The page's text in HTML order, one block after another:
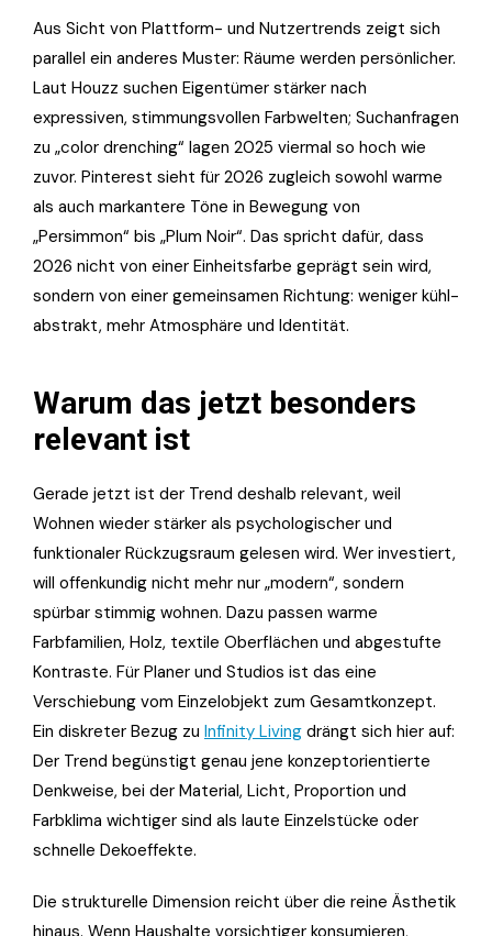
Aus Sicht von Plattform- und Nutzertrends zeigt sich
parallel ein anderes Muster: Räume werden persönlicher.
Laut Houzz suchen Eigentümer stärker nach
expressiven, stimmungsvollen Farbwelten; Suchanfragen
zu „color drenching“ lagen 2025 viermal so hoch wie
zuvor. Pinterest sieht für 2026 zugleich sowohl warme
als auch markantere Töne in Bewegung von
„Persimmon“ bis „Plum Noir“. Das spricht dafür, dass
2026 nicht von einer Einheitsfarbe geprägt sein wird,
sondern von einer gemeinsamen Richtung: weniger kühl-
abstrakt, mehr Atmosphäre und Identität.
Warum das jetzt besonders
relevant ist
Gerade jetzt ist der Trend deshalb relevant, weil
Wohnen wieder stärker als psychologischer und
funktionaler Rückzugsraum gelesen wird. Wer investiert,
will offenkundig nicht mehr nur „modern“, sondern
spürbar stimmig wohnen. Dazu passen warme
Farbfamilien, Holz, textile Oberflächen und abgestufte
Kontraste. Für Planer und Studios ist das eine
Verschiebung vom Einzelobjekt zum Gesamtkonzept.
Ein diskreter Bezug zu Infinity Living drängt sich hier auf:
Der Trend begünstigt genau jene konzeptorientierte
Denkweise, bei der Material, Licht, Proportion und
Farbklima wichtiger sind als laute Einzelstücke oder
schnelle Dekoeffekte.
Die strukturelle Dimension reicht über die reine Ästhetik